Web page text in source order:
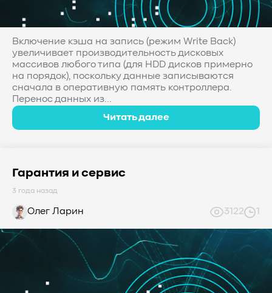
#Western Digital OptiNAND
##checkpoint
#Безопасность
#SMR
#Shingled Magnetic Recording
#NAS
#RAID Offload
#Kioxia
Включение кэша на запись (режим Write Back)
увеличивает производительность дисковых
массивов любого типа (для HDD дисков примерно
на порядок), поскольку данные записываются
сначала в оперативную память контроллера.
Перенос данных из...
Читать далее
Гарантия и сервис
3 года назад
Олег Ларин 3122 1